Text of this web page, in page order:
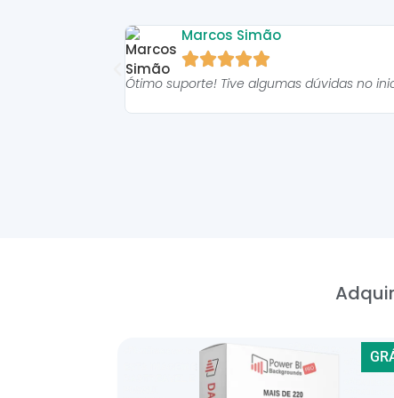
Marcos Simão

Ótimo suporte! Tive algumas dúvidas no